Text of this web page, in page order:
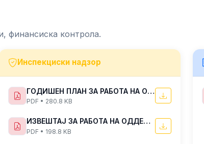
финансиска контрола.
Инспекциски надзор
ГОДИШЕН ПЛАН ЗА РАБОТА НА ОДДЕЛЕНИЕТО ЗА ИНСПЕКЦИСКИ НАДЗОР ВО ЦЕНТАРОТ ЗА УПРАВУВАЊЕ СО КРИЗИ ЗА 2025 ГОДИНА
PDF • 280.8 KB
ИЗВЕШТАЈ ЗА РАБОТА НА ОДДЕЛЕНИЕТО ЗА ИНСПЕКЦИСКИ НАДЗОР ВО ЦЕНТАРОТ ЗА УПРАВУВАЊЕ СО КРИЗИ ЗА ПЕРИОДОТ ЈУЛИ-ДЕКЕМВРИ 2022 ГОДИНА
PDF • 198.8 KB